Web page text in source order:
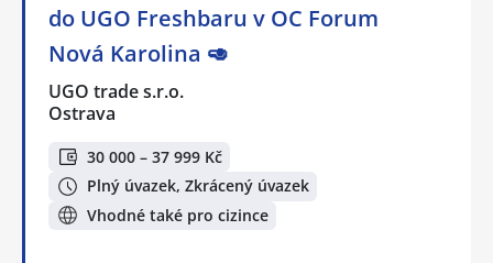
do UGO Freshbaru v OC Forum
Nová Karolina 🥑
UGO trade s.r.o.
Ostrava
30 000 – 37 999 Kč
Plný úvazek, Zkrácený úvazek
Vhodné také pro cizince